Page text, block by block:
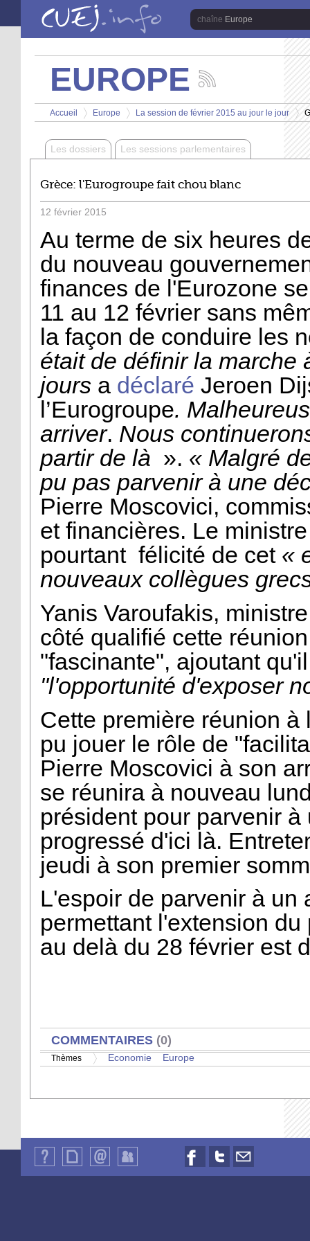
Aller au contenu principal
Europe
EUROPE
les
actualités
de
chaîne
Europe
Vous êtes ici
Accueil
>
Europe
>
La session de février 2015 au jour le jour
>
Les dossiers Les sessions parlementaires
Grèce: l'Eurogroupe fait chou blanc
12 février 2015
Au terme de six heures
du nouveau
finances de l'Eurozone
11 au 12 février sans
la façon de conduire les
était de définir la marche
jours a déclaré Jeroen
l’Eurogroupe.
arriver. Nous
partir de là ». « Malgré
pu pas parvenir à une
Pierre Moscovici,
et financières. Le
pourtant félicité de cet «
nouveaux collègues
Yanis Varoufakis,
côté qualifié cette
"fascinante", ajoutant
"l'opportunité d'exposer
Cette première réunion
pu jouer le rôle de
Pierre Moscovici à son
se réunira à nouveau
président pour parvenir
progressé d'ici là.
jeudi à son premier
L'espoir de parvenir à un
permettant l'extension
au delà du 28 février est
AFFICHER
COMMENTAIRES (0)
Thèmes Economie Europe